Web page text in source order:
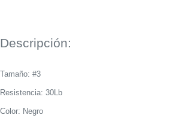
Descripción:
Tamaño: #3
Resistencia: 30Lb
Color: Negro